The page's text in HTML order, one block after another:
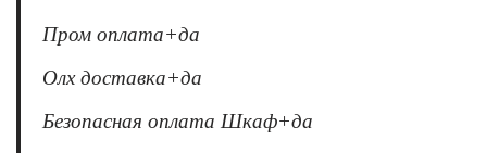
Пром оплата+да
Олх доставка+да
Безопасная оплата Шкаф+да